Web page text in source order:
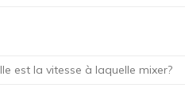
est la vitesse à laquelle mixer?